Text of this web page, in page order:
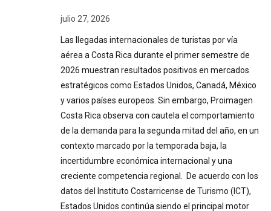
julio 27, 2026
Las llegadas internacionales de turistas por vía
aérea a Costa Rica durante el primer semestre de
2026 muestran resultados positivos en mercados
estratégicos como Estados Unidos, Canadá, México
y varios países europeos. Sin embargo, Proimagen
Costa Rica observa con cautela el comportamiento
de la demanda para la segunda mitad del año, en un
contexto marcado por la temporada baja, la
incertidumbre económica internacional y una
creciente competencia regional. De acuerdo con los
datos del Instituto Costarricense de Turismo (ICT),
Estados Unidos continúa siendo el principal motor